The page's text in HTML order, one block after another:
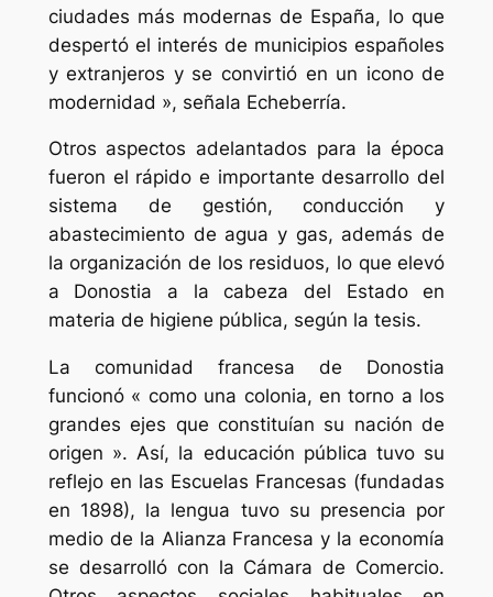
ciudades más modernas de España, lo que
despertó el interés de municipios españoles
y extranjeros y se convirtió en un icono de
modernidad », señala Echeberría.
Otros aspectos adelantados para la época
fueron el rápido e importante desarrollo del
sistema de gestión, conducción y
abastecimiento de agua y gas, además de
la organización de los residuos, lo que elevó
a Donostia a la cabeza del Estado en
materia de higiene pública, según la tesis.
La comunidad francesa de Donostia
funcionó « como una colonia, en torno a los
grandes ejes que constituían su nación de
origen ». Así, la educación pública tuvo su
reflejo en las Escuelas Francesas (fundadas
en 1898), la lengua tuvo su presencia por
medio de la Alianza Francesa y la economía
se desarrolló con la Cámara de Comercio.